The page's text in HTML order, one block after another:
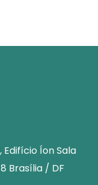
Edifício Íon Sala
Brasília / DF